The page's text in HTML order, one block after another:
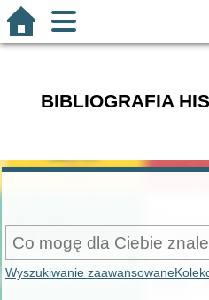
BIBLIOGRAFIA
Wyszukiwanie zaawansowane